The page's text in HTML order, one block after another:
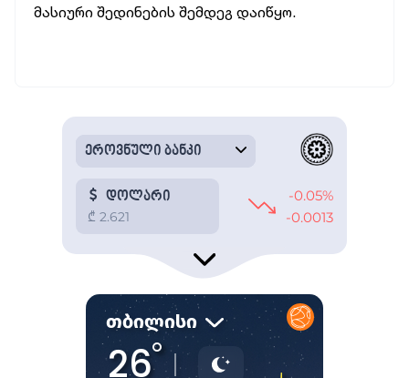
მასიური შედინების შემდეგ დაიწყო.